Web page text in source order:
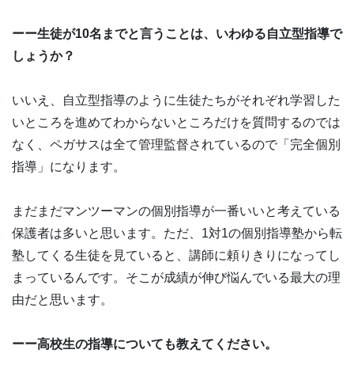
ーー生徒が10名までと言うことは、いわゆる自立型指導で
しょうか？
いいえ、自立型指導のように生徒たちがそれぞれ学習した
いところを進めてわからないところだけを質問するのでは
なく、ペガサスは全て管理監督されているので「完全個別
指導」になります。
まだまだマンツーマンの個別指導が一番いいと考えている
保護者は多いと思います。ただ、1対1の個別指導塾から転
塾してくる生徒を見ていると、講師に頼りきりになってし
まっているんです。そこが成績が伸び悩んでいる最大の理
由だと思います。
ーー高校生の指導についても教えてください。